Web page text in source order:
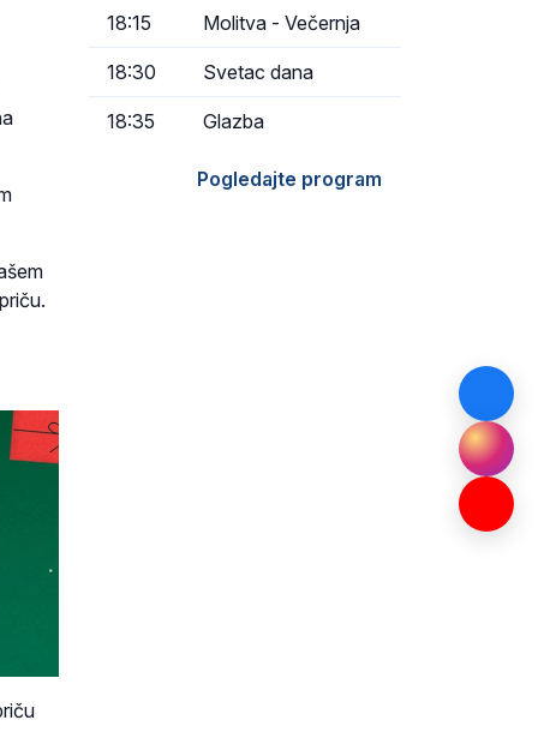
18:15 Molitva - Večernja
18:30 Svetac dana
18:35 Glazba
Pogledajte program